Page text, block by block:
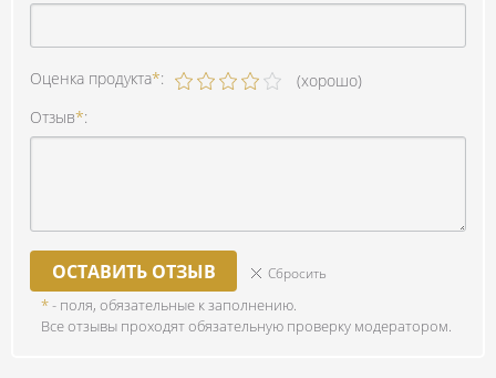
Оценка продукта*:
(хорошо)
Отзыв*:
ОСТАВИТЬ ОТЗЫВ Сбросить
*- поля, обязательные к заполнению.
Все отзывы проходят обязательную проверку модератором.